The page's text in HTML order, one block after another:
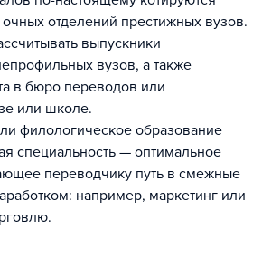
отделений престижных вузов.
выпускники
вузов, а также
в бюро переводов или
или школе.
филологическое образование
специальность — оптимальное
переводчику путь в смежные
например, маркетинг или